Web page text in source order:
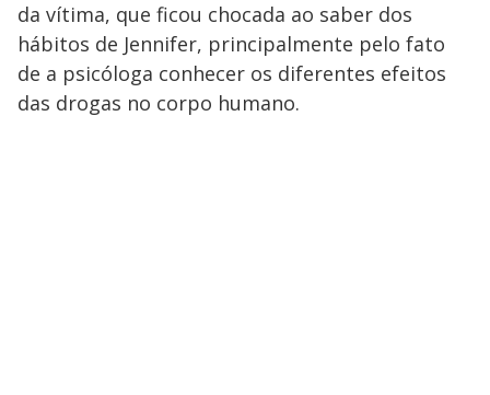
da vítima, que ficou chocada ao saber dos
hábitos de Jennifer, principalmente pelo fato
de a psicóloga conhecer os diferentes efeitos
das drogas no corpo humano.